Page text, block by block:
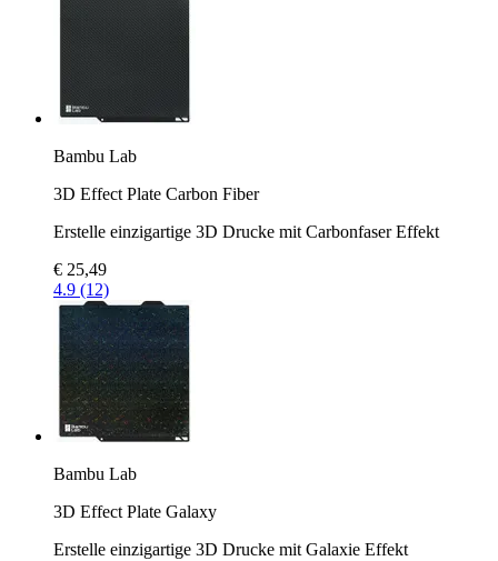
Bambu Lab
3D Effect Plate Carbon Fiber
Erstelle einzigartige 3D Drucke mit Carbonfaser Effekt
€ 25,49
4.9 (12)
Bambu Lab
3D Effect Plate Galaxy
Erstelle einzigartige 3D Drucke mit Galaxie Effekt